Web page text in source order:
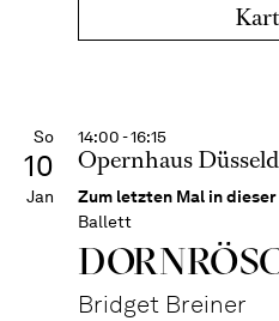
So
10
Jan
14:00 - 16:15
Opernhaus
Zum letzten Mal in
Ballett
Bridget Breiner